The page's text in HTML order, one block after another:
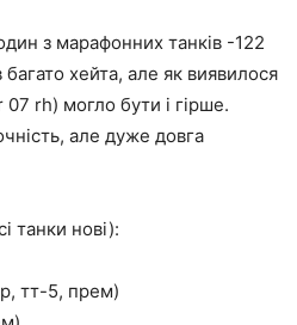
з марафонних танків -122
хейта, але як виявилося
rh) могло бути і гірше.
але дуже довга
танки нові):
тт-5, прем)